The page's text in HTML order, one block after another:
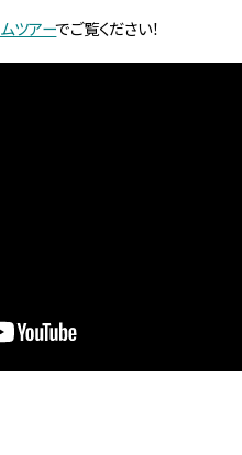
ツアーでご覧ください！